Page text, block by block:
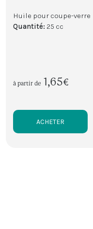
Huile pour coupe-verre
Quantité: 25 cc
à partir de 1,65€
ACHETER